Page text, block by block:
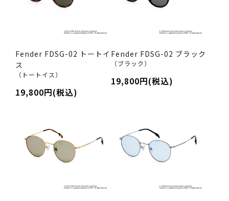
Fender FDSG-02 トートイ
ス
（トートイス）
19,800円(税込)
Fender FDSG-02 ブラック
（ブラック）
19,800円(税込)